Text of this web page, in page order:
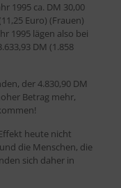
1995 ca. DM 30,00
Euro) (Frauen)
1995 lägen also bei
DM (1.858
der 4.830,90 DM
Betrag mehr,
heute nicht
die Menschen, die
sich daher in